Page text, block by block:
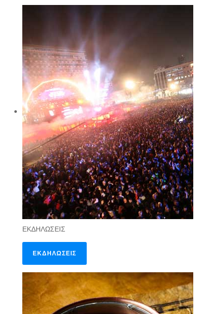
ΕΚΔΗΛΩΣΕΙΣ
ΕΚΔΗΛΩΣΕΙΣ